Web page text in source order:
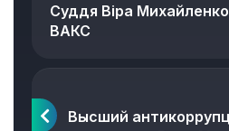
Суддя Віра
ВАКС
Высший